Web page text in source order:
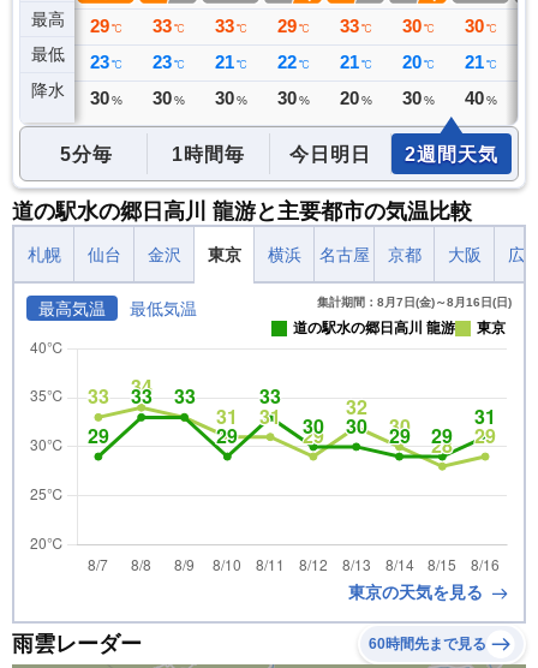
最高
最低
降水
31 ℃
24 ℃
0 ミリ
29 ℃
23 ℃
30 %
33 ℃
23 ℃
30 %
33 ℃
21 ℃
30 %
29 ℃
22 ℃
30 %
33 ℃
21 ℃
20 %
30 ℃
20 ℃
30 %
30 ℃
21 ℃
40 %
5分毎 1時間毎 今日明日 2週間天気
道の駅水の郷日高川 龍游と主要都市の気温比較
札幌 仙台 金沢 東京 横浜 名古屋 京都 大阪 広
最高気温 最低気温 集計期間：8月7日(金)～8月16日(日)
道の駅水の郷日高川 龍游 東京
東京の天気を見る
雨雲レーダー 60時間先まで見る